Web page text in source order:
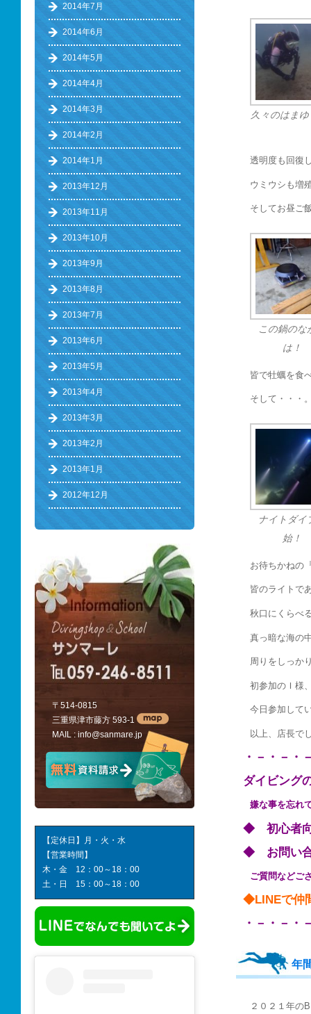
久々のはま
透明度も回復
ウミウシも増
そしてお昼ご
この鍋のな
は！
皆で牡蠣を食
そして・・・
ナイトダイ
始！
お待ちかねの
皆のライトで
秋口にくらべ
真っ暗な海の
周りをしっか
初参加のＩ様
今日参加して
以上、店長で
・－・－・
ダイビング
嫌な事を忘れ
◆ 初心
◆ お問い
ご質問などご
◆LINEで
・－・－・
年
２０２１年の
2014年7月
2014年6月
2014年5月
2014年4月
2014年3月
2014年2月
2014年1月
2013年12月
2013年11月
2013年10月
2013年9月
2013年8月
2013年7月
2013年6月
2013年5月
2013年4月
2013年3月
2013年2月
2013年1月
2012年12月
〒514-0815
三重県津市藤方 593-1
MAIL : info@sanmare.jp
【定休日】月・火・水
【営業時間】
木・金 12：00～18：00
土・日 15：00～18：00